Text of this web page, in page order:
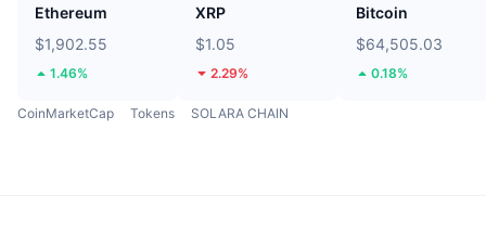
Ethereum
$1,902.55
1.46%
XRP
$1.05
2.29%
Bitcoin
$64,505.03
0.18%
CoinMarketCap Tokens SOLARA CHAIN